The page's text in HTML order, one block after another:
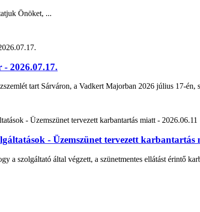
Önöket, ...
- 2026.07.17.
tart Sárváron, a Vadkert Majorban 2026 július 17-
- Üzemszünet tervezett karbantartás
a szolgáltató által végzett, a szünetmentes ellátást érintő